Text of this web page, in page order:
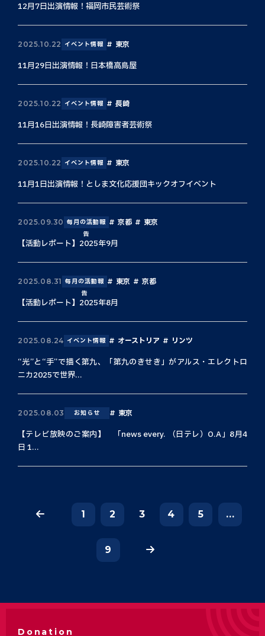
12月7日出演情報！福岡市民芸術祭
2025.10.22 イベント情報 東京
11月29日出演情報！日本橋高島屋
2025.10.22 イベント情報 長崎
11月16日出演情報！長崎障害者芸術祭
2025.10.22 イベント情報 東京
11月1日出演情報！としま文化応援団キックオフイベント
2025.09.30 毎月の活動報
告
京都 東京
【活動レポート】2025年9月
2025.08.31 毎月の活動報
告
東京 京都
【活動レポート】2025年8月
2025.08.24 イベント情報 オーストリア リンツ
“光”と“手”で描く第九、「第九のきせき」がアルス・エレクトロ
ニカ2025で世界...
2025.08.03 お知らせ 東京
【テレビ放映のご案内】 「news every. （日テレ）O.A」8月4
日 1...
1 2 3 4 5 ...
9
Donation